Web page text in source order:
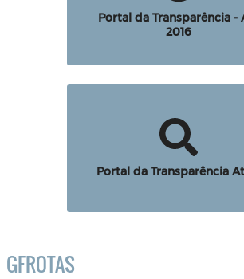
Portal da Transparência -
2016
Portal da Transparência
GFROTAS